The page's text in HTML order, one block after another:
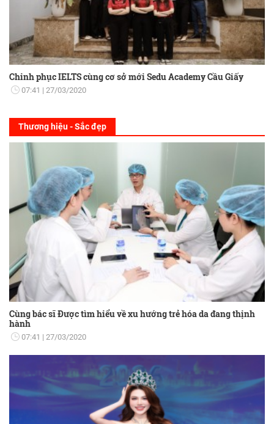
Chinh phục IELTS cùng cơ sở mới Sedu Academy Cầu Giấy
07:41 27/03/2020
Thương hiệu - Sắc đẹp
Cùng bác sĩ Được tìm hiểu về xu hướng trẻ hóa da đang thịnh
hành
07:41 27/03/2020